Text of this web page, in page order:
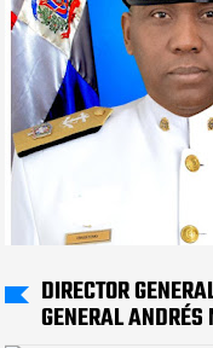
DIRECTOR
GENERAL ANDRÉS